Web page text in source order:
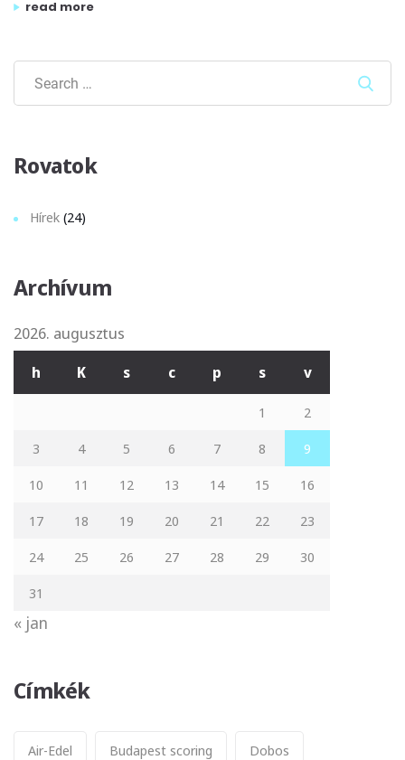
read more
„dés lászló: a vágy villamosa”
Rovatok
Hírek (24)
Archívum
2026. augusztus
h K s c p s v
1
2
3
4 5 6 7 8
9
10
11 12 13 14 15
16
17
18 19 20 21 22
23
24
25 26 27 28 29
30
31
« jan
Címkék
Air-Edel Budapest scoring Dobos